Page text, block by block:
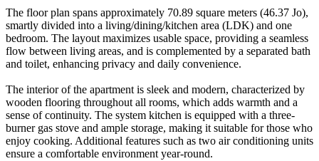
The floor plan spans approximately 70.89 square meters (46.37 Jo),
smartly divided into a living/dining/kitchen area (LDK) and one
bedroom. The layout maximizes usable space, providing a seamless
flow between living areas, and is complemented by a separated bath
and toilet, enhancing privacy and daily convenience.
The interior of the apartment is sleek and modern, characterized by
wooden flooring throughout all rooms, which adds warmth and a
sense of continuity. The system kitchen is equipped with a three-
burner gas stove and ample storage, making it suitable for those who
enjoy cooking. Additional features such as two air conditioning units
ensure a comfortable environment year-round.